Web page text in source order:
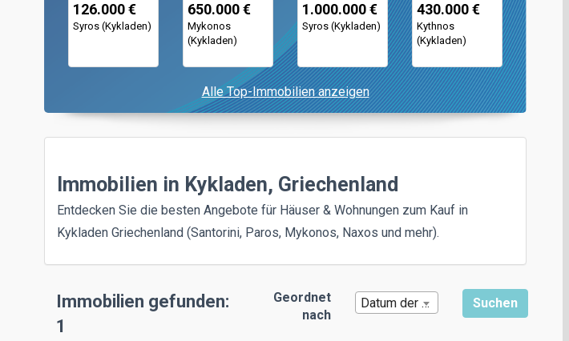
126.000 €
Syros (Kykladen)
650.000 €
Mykonos
(Kykladen)
1.000.000 €
Syros (Kykladen)
430.000 €
Kythnos
(Kykladen)
Alle Top-Immobilien anzeigen
Immobilien in Kykladen, Griechenland
Entdecken Sie die besten Angebote für Häuser & Wohnungen zum Kauf in
Kykladen Griechenland (Santorini, Paros, Mykonos, Naxos und mehr).
Immobilien gefunden:
1
Geordnet
nach
Datum der Veröffentlichung